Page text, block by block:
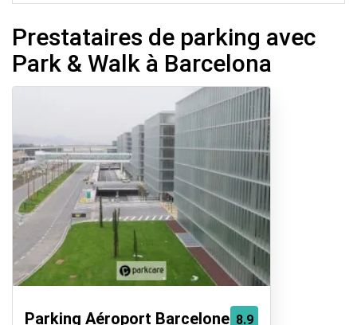
Prestataires de parking avec
Park & Walk à Barcelona
8.9
Parking Aéroport Barcelone T1